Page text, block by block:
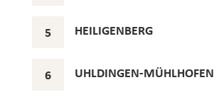
5 HEILIGENBERG
6 UHLDINGEN-MÜHLHOFEN